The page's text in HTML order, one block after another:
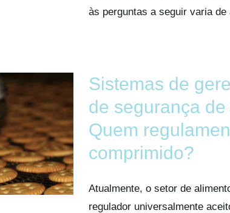
às perguntas a seguir varia de
Sistemas de
de segurança
Quem
comprimido?
Atualmente, o setor de
regulador universalmente